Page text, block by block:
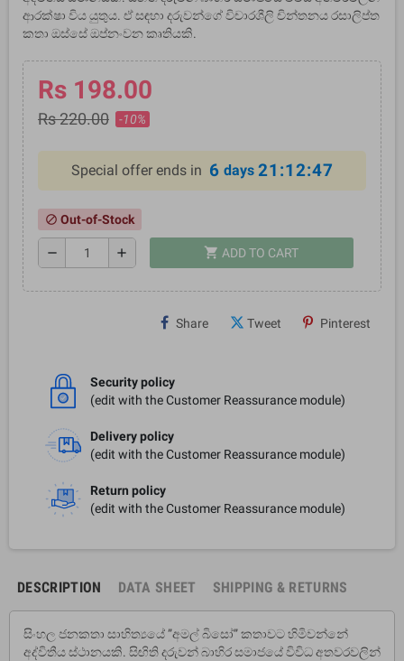
ආරක්ෂා විය යුතුය. ඒ සඳහා දරුවන්ගේ විචාරශීලි චින්තනය රසාලිප්ත
කතා ඔස්සේ ඔප්නංවන කෘතියකි.
Rs 198.00
Rs 220.00 -10%
Special offer ends in 6 days 21:12:47
block Out-of-Stock
remove add shopping_cart ADD TO CART
Share Tweet Pinterest
Security policy
(edit with the Customer Reassurance module)
Delivery policy
(edit with the Customer Reassurance module)
Return policy
(edit with the Customer Reassurance module)
DESCRIPTION DATA SHEET SHIPPING & RETURNS
සිංහල ජනකතා සාහිත්‍යයේ ”අමල් බිසෝ” කතාවට හිමිවන්නේ
අද්විතීය ස්ථානයකි. සිඟිති දරුවන් බාහිර සමාජයේ විවිධ අතවරවලින්